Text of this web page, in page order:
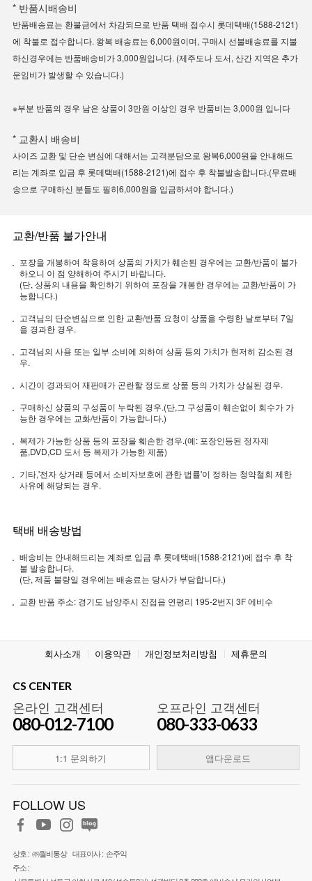
* 반품시배송비
반품배송료는 환불금에서 차감되므로 반품 택배 접수시 롯데택배(1588-2121)
에 착불로 접수합니다. 왕복 배송료는 6,000원이며, 구매시 선불배송료를 지불
하신경우에는 반품배송비가 3,000원입니다. (제주도나 도서, 산간 지역은 추가
운임비가 발생할 수 있습니다.)
※부분 반품의 경우 남은 상품이 3만원 이상인 경우 반품비는 3,000원 입니다
* 교환시 배송비
사이즈 교환 및 단순 변심에 대해서는 고객분담으로 왕복6,000원을 안내해드
리는 계좌로 입금 후 롯데택배(1588-2121)에 접수 후 착불발송합니다.(무료배
송으로 구매하신 분들도 필히6,000원을 입금하셔야 합니다.)
교환/반품 불가안내
포장을 개봉하여 착용하여 상품의 가치가 훼손된 경우에는 교환/반품이 불가
하오니 이 점 양해하여 주시기 바랍니다.
(단, 상품의 내용을 확인하기 위하여 포장을 개봉한 경우에는 교환/반품이 가
능합니다.)
고객님의 단순변심으로 인한 교환/반품 요청이 상품을 수령한 날로부터 7일
을 경과한 경우.
고객님의 사용 또는 일부 소비에 의하여 상품 등의 가치가 현저히 감소된 경
우.
시간이 경과되어 재판매가 곤란할 정도로 상품 등의 가치가 상실된 경우.
구매하신 상품의 구성품이 누락된 경우.(단,그 구성품이 훼손없이 회수가 가
능한 경우에는 교화/반품이 가능합니다.)
복제가 가능한 상품 등의 포장을 훼손한 경우.(예: 포장인등된 정자제
품,DVD,CD 도서 등 복제가 가능한 제품)
기타,'전자 상거래 등에서 소비자보호에 관한 법률'이 정하는 청약철회 제한
사유에 해당되는 경우.
택배 배송방법
배송비는 안내해드리는 계좌로 입금 후 롯데택배(1588-2121)에 접수 후 착
불 발송합니다.
(단, 제품 불량일 경우에는 배송료는 당사가 부담합니다.)
교환 반품 주소: 경기도 남양주시 진접읍 연평리 195-2번지 3F 에비수
회사소개 이용약관 개인정보처리방침 제휴문의
CS CENTER
온라인 고객센터
080-012-7100
1:1 문의하기
오프라인 고객센터
080-333-0633
앱다운로드
FOLLOW US
상호 : ㈜월비통상 대표이사 : 손주익
주소 :